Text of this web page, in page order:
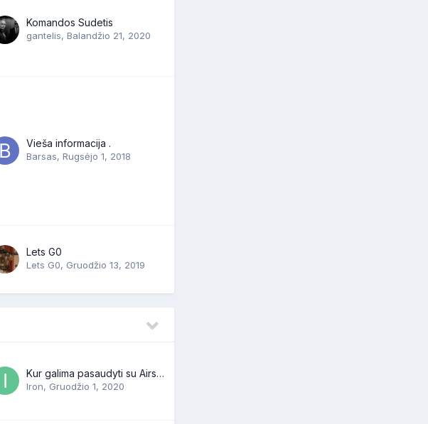
Komandos Sudetis
gantelis, Balandžio 21, 2020
Vieša informacija .
Barsas, Rugsėjo 1, 2018
Lets G0
Lets G0, Gruodžio 13, 2019
Kur galima pasaudyti su Airsoft ginklu? Vilniaus apskrityje. Legaliai
Iron, Gruodžio 1, 2020